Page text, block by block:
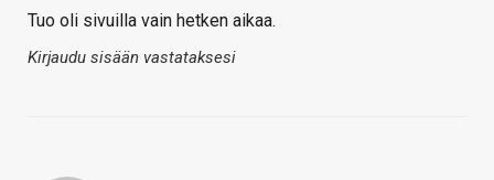
Tuo oli sivuilla vain hetken aikaa.
Kirjaudu sisään vastataksesi